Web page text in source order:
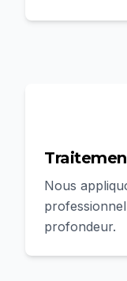
Nous
profondeur.